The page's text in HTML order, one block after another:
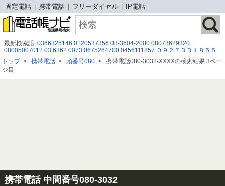
固定電話 携帯電話 フリーダイヤル IP電話
最新検索語: 0366325146 0120537356 03-3604-2000 08073629320
08005007012 03 6362 0073 0675264700 0456111857 ０９２７３３１８５５
0120-953-462 0675264903 0120102800 0120032600
0120-899-543
050-3644-1743 050 3820 3151 0366842123 080-2026-8139 08043253324
080-0500-0294
トップ> 携帯電話 > 頭番号080 > 携帯電話080-3032-XXXXの検索結果 3ペー
ジ目
携帯電話 中間番号080-3032